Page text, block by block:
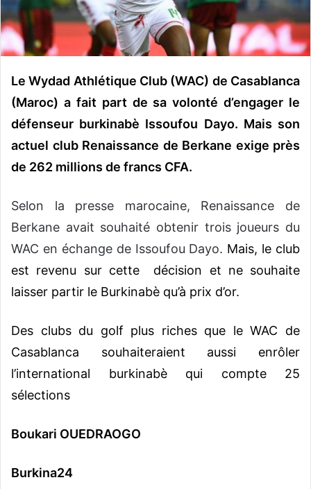
u
r
r
e
Le Wydad Athlétique Club (WAC) de Casablanca
(Maroc) a fait part de sa volonté d’engager le
défenseur burkinabè Issoufou Dayo. Mais son
actuel club Renaissance de Berkane exige près
de 262 millions de francs CFA.
Selon la presse marocaine, Renaissance de
Berkane avait souhaité obtenir trois joueurs du
WAC en échange de Issoufou Dayo. Mais, le club
est revenu sur cette décision et ne souhaite
laisser partir le Burkinabè qu’à prix d’or.
Des clubs du golf plus riches que le WAC de
Casablanca souhaiteraient aussi enrôler
l’international burkinabè qui compte 25
sélections
Boukari OUEDRAOGO
Burkina24